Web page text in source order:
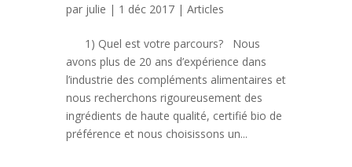
par julie | 1 déc 2017 | Articles
1) Quel est votre parcours? Nous
avons plus de 20 ans d’expérience dans
l’industrie des compléments alimentaires et
nous recherchons rigoureusement des
ingrédients de haute qualité, certifié bio de
préférence et nous choisissons un...